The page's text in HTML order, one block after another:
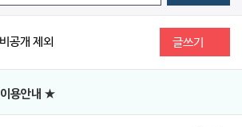
비공개 제외 글쓰기
용안내 ★